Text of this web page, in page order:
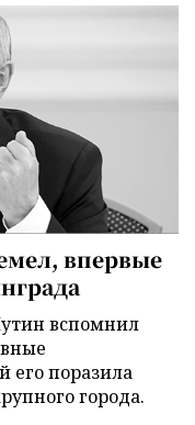
впервые
вспомнил
его поразила
города.